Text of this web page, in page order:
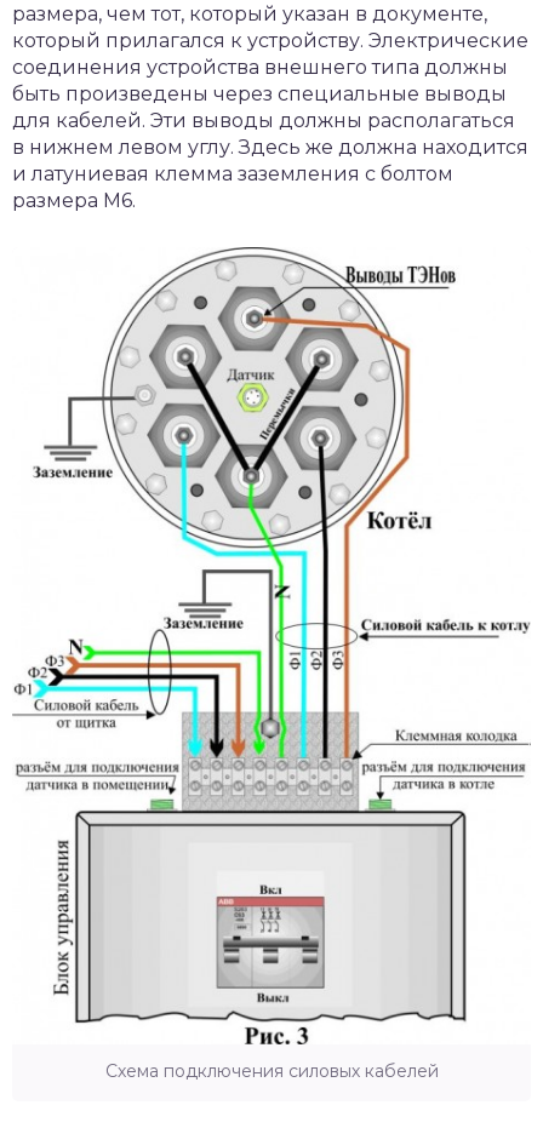
размера, чем тот, который указан в документе,
который прилагался к устройству. Электрические
соединения устройства внешнего типа должны
быть произведены через специальные выводы
для кабелей. Эти выводы должны располагаться
в нижнем левом углу. Здесь же должна находится
и латуниевая клемма заземления с болтом
размера М6.
Схема подключения силовых кабелей